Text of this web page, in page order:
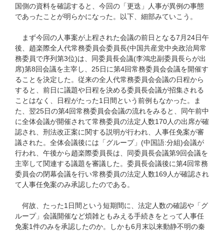
国側の資料を確認すると、今回の「更迭」人事が異例の事態
であったことが明らかになった。以下、細部みていこう。
まず今回の人事案が上程された会議の前日となる7月24日午
後、趙楽際全人代常務委員会委員長(中国共産党中央政治局常
務委員で序列第3位)は、同委員長会議(李鴻忠副委員長らが出
席)第8回会議を主宰し、25日に第4回常務委員会会議を開催す
ることを決定した。従来の全人代常務委員会会議の日程から
すると、前日に議題や日程を決める委員長会議が招集される
ことはなく、日程がたった1日間という前例もなかった。ま
た、翌25日の第4回常務委員会会議の流れをみると、同午前中
に全体会議が開催されて常務委員の法定人数170人の出席が確
認され、刑法改正案に関する説明が行われ、人事任免案が審
議された。全体会議後には「グループ」(中国語:分組)会議が
行われ、午後から趙楽際委員長は、同委員長会議第9回会議を
主宰して関連する議題を審議した。委員長会議後に第4回常務
委員会の閉幕会議を行い常務委員の法定人数169人が確認され
て人事任免案のみ承認したのである。
何故、たった1日間という短期間に、法定人数の確認や「グ
ループ」会議開催など煩雑ともみえる手続きをとって人事任
免案1件のみを承認したのか。しかも6月末以来動静不明の秦